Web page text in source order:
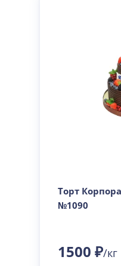
Торт
№1090
1500 ₽/кг